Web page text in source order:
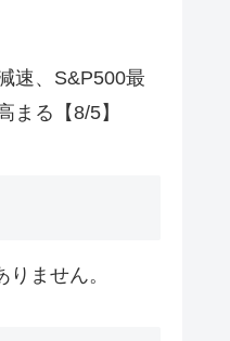
速、S&P500最
まる【8/5】
ません。